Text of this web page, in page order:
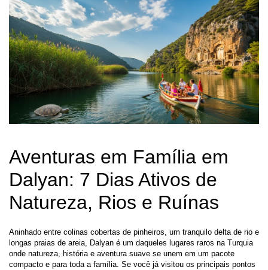
Aventuras em Família em
Dalyan: 7 Dias Ativos de
Natureza, Rios e Ruínas
Aninhado entre colinas cobertas de pinheiros, um tranquilo delta de rio e
longas praias de areia, Dalyan é um daqueles lugares raros na Turquia
onde natureza, história e aventura suave se unem em um pacote
compacto e para toda a família. Se você já visitou os principais pontos